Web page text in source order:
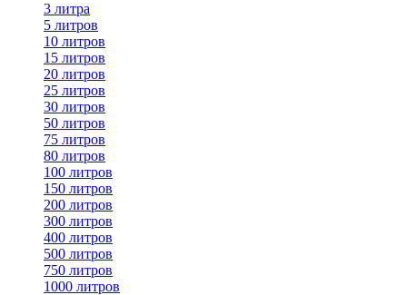
3 литра
5 литров
10 литров
15 литров
20 литров
25 литров
30 литров
50 литров
75 литров
80 литров
100 литров
150 литров
200 литров
300 литров
400 литров
500 литров
750 литров
1000 литров